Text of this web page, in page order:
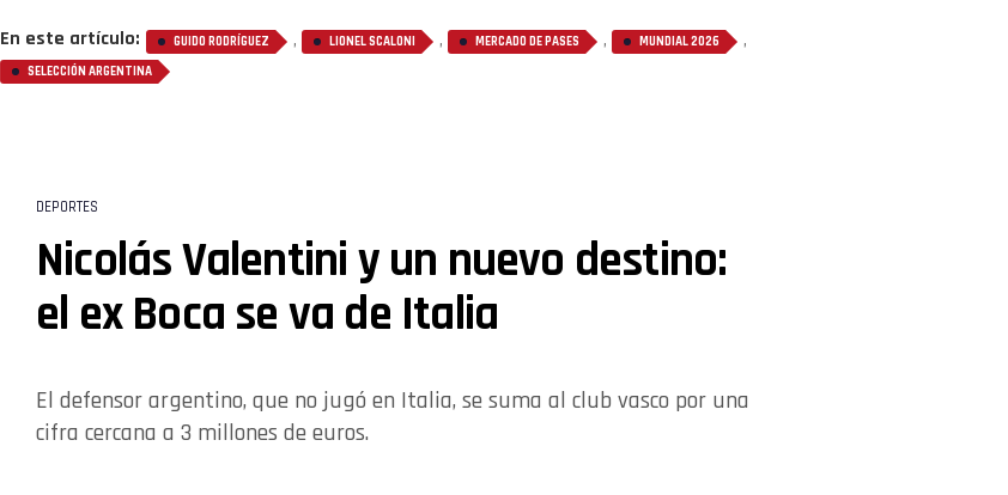
En este artículo: GUIDO RODRÍGUEZ , LIONEL SCALONI , MERCADO DE PASES , MUNDIAL 2026 ,
SELECCIÓN ARGENTINA
DEPORTES
Nicolás Valentini y un nuevo destino:
el ex Boca se va de Italia
El defensor argentino, que no jugó en Italia, se suma al club vasco por una
cifra cercana a 3 millones de euros.